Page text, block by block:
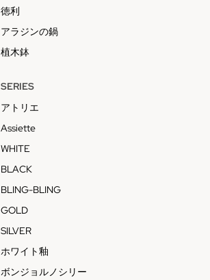
徳利
アラジンの鍋
植木鉢
SERIES
アトリエ
Assiette
WHITE
BLACK
BLING-BLING
GOLD
SILVER
ホワイト釉
ボンジョルノシリー